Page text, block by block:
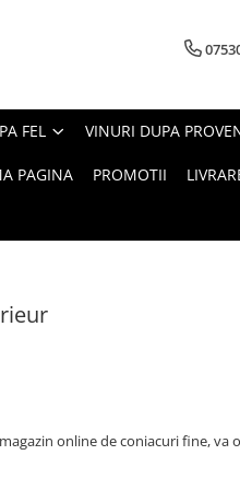
FEL VINURI DUPA
PAGINA PROMOTII
online de coniacuri fine, va